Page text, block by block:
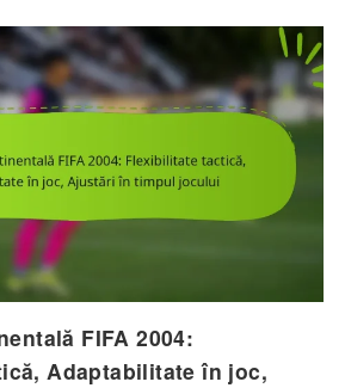
FIFA 2004:
Adaptabilitate în joc,